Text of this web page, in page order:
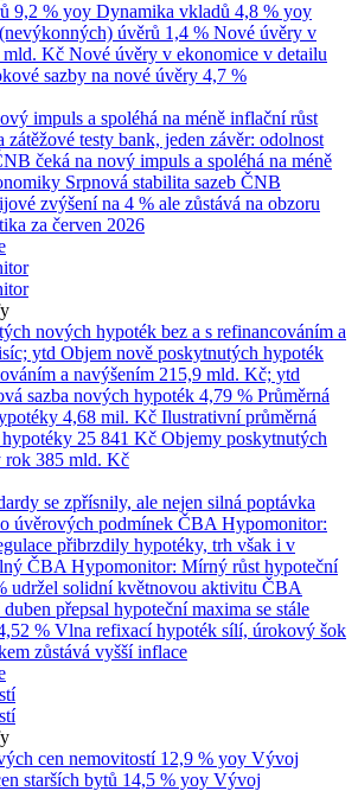
9,2 % yoy Dynamika vkladů 4,8 % yoy
úvěrů 1,4 % Nové úvěry v
mld. Kč Nové úvěry v ekonomice v detailu
sazby na nové úvěry 4,7 %
impuls a spoléhá na méně inflační růst
zátěžové testy bank, jeden závěr: odolnost
čeká na nový impuls a spoléhá na méně
Srpnová stabilita sazeb ČNB
zvýšení na 4 % ale zůstává na obzoru
za červen 2026
nových hypoték bez a s refinancováním a
ytd Objem nově poskytnutých hypoték
a navýšením 215,9 mld. Kč; ytd
sazba nových hypoték 4,79 % Průměrná
4,68 mil. Kč Ilustrativní průměrná
25 841 Kč Objemy poskytnutých
rok 385 mld. Kč
se zpřísnily, ale nejen silná poptávka
úvěrových podmínek ČBA Hypomonitor:
přibrzdily hypotéky, trh však i v
ČBA Hypomonitor: Mírný růst hypoteční
udržel solidní květnovou aktivitu ČBA
přepsal hypoteční maxima se stále
% Vlna refixací hypoték sílí, úrokový šok
zůstává vyšší inflace
cen nemovitostí 12,9 % yoy Vývoj
starších bytů 14,5 % yoy Vývoj